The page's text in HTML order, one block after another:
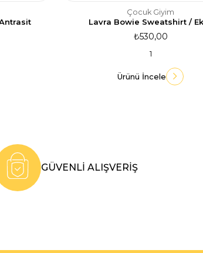
Çocuk Giyim
Lavra Bowie Sweatshirt /
1
₺530,00
Ürünü İncele
GÜVENLİ ALIŞVERİŞ